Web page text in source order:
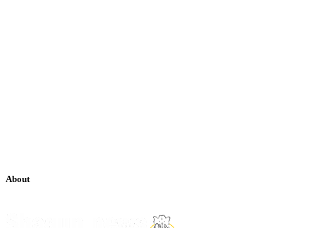
About